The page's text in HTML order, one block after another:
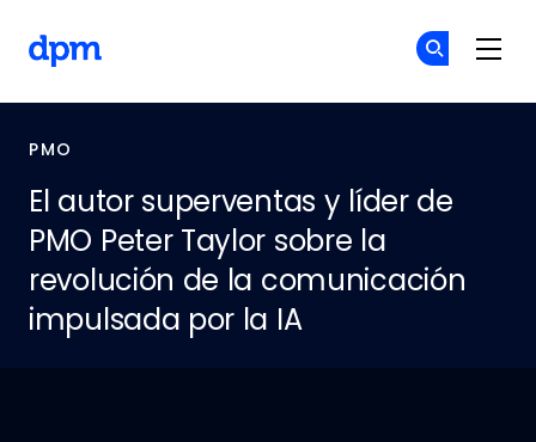
PMO
El autor superventas y líder de
PMO Peter Taylor sobre la
revolución de la comunicación
impulsada por la IA